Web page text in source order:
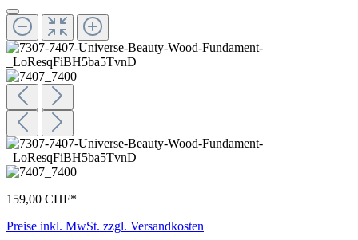
159,00 CHF*
Preise inkl. MwSt. zzgl. Versandkosten